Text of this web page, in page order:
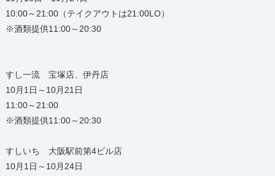
10:00～21:00（テイクアウトは21:00LO）
※酒類提供11:00～20:30
すし一流 宝塚店、伊丹店
10月1日～10月21日
11:00～21:00
※酒類提供11:00～20:30
すしいち 大阪駅前第4ビル店
10月1日～10月24日